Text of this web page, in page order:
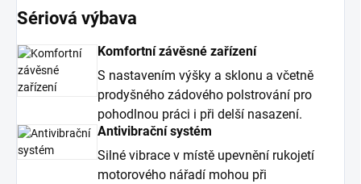
Sériová výbava
Komfortní závěsné zařízení
S nastavením výšky a sklonu a včetně
prodyšného zádového polstrování pro
pohodlnou práci i při delší nasazení.
Antivibrační systém
Silné vibrace v místě upevnění rukojetí
motorového nářadí mohou při